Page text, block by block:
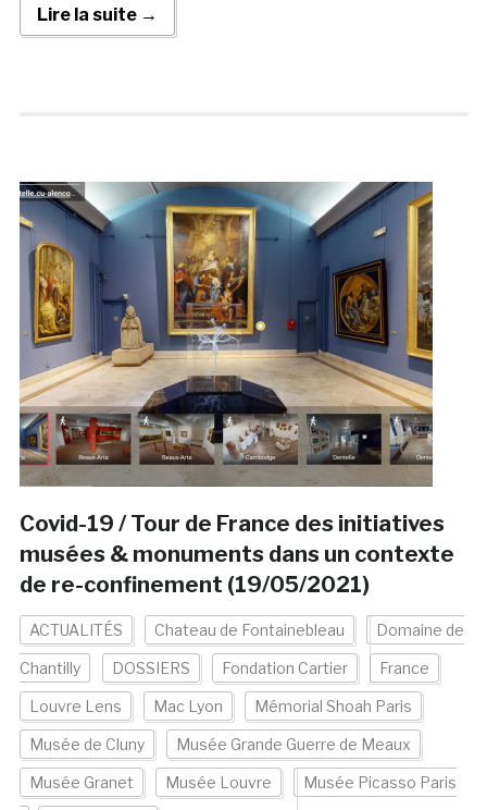
Lire la suite →
Covid-19 / Tour de France des initiatives
musées & monuments dans un contexte
de re-confinement (19/05/2021)
ACTUALITÉS Chateau de Fontainebleau Domaine de
Chantilly DOSSIERS Fondation Cartier France
Louvre Lens Mac Lyon Mémorial Shoah Paris
Musée de Cluny Musée Grande Guerre de Meaux
Musée Granet Musée Louvre Musée Picasso Paris